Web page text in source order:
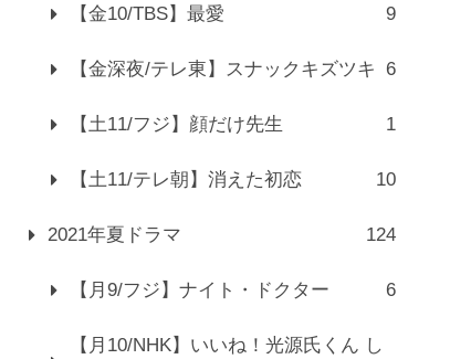
【金10/TBS】最愛 9
【金深夜/テレ東】スナックキズツキ 6
【土11/フジ】顔だけ先生 1
【土11/テレ朝】消えた初恋 10
2021年夏ドラマ 124
【月9/フジ】ナイト・ドクター 6
【月10/NHK】いいね！光源氏くん し